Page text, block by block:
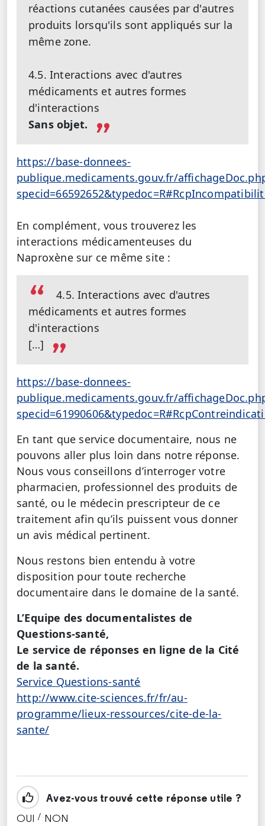
réactions cutanées causées par d'autres
produits lorsqu'ils sont appliqués sur la
même zone.
4.5. Interactions avec d'autres
médicaments et autres formes
d'interactions
Sans objet.
https://base-donnees-
publique.medicaments.gouv.fr/
En complément, vous trouverez les
interactions médicamenteuses du
Naproxène sur ce même site :
4.5. Interactions avec d'autres
médicaments et autres formes
d'interactions
[…]
https://base-donnees-
publique.medicaments.gouv.fr/
En tant que service documentaire, nous ne
pouvons aller plus loin dans notre réponse.
Nous vous conseillons d’interroger votre
pharmacien, professionnel des produits de
santé, ou le médecin prescripteur de ce
traitement afin qu’ils puissent vous donner
un avis médical pertinent.
Nous restons bien entendu à votre
disposition pour toute recherche
documentaire dans le domaine de la santé.
L’Equipe des documentalistes de
Questions-santé,
Le service de réponses en ligne de la Cité
de la santé.
Service Questions-santé
http://www.cite-sciences.fr/fr/au-
programme/lieux-ressources/cite-de-la-
sante/
Avez-vous trouvé cette réponse utile ?
OUI / NON